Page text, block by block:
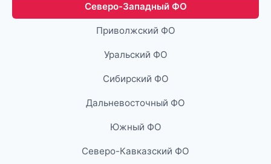
Северо-Западный ФО
Приволжский ФО
Уральский ФО
Сибирский ФО
Дальневосточный ФО
Южный ФО
Северо-Кавказский ФО